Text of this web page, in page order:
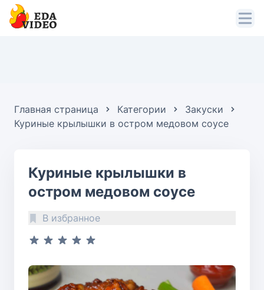
Главная страница Категории
Закуски
Куриные крылышки в остром медовом соусе
Куриные крылышки в
остром медовом соусе
В избранное